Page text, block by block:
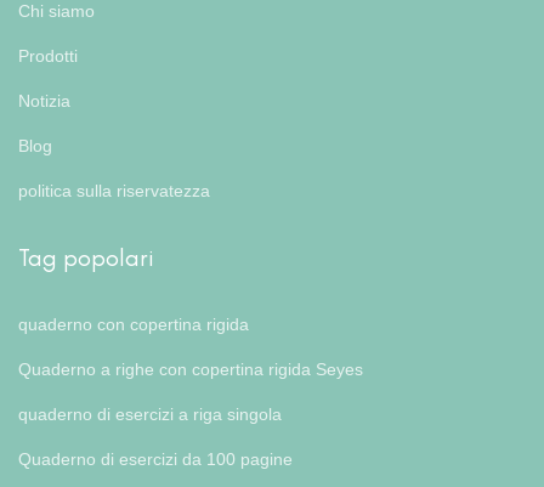
Chi siamo
Prodotti
Notizia
Blog
politica sulla riservatezza
Tag popolari
quaderno con copertina rigida
Quaderno a righe con copertina rigida Seyes
quaderno di esercizi a riga singola
Quaderno di esercizi da 100 pagine